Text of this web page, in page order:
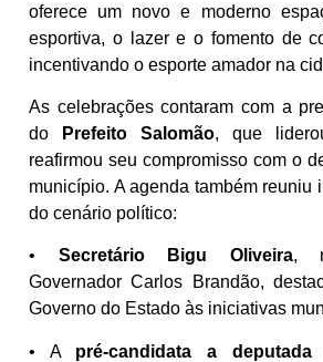
oferece um novo e moderno
esportiva, o lazer e o fomento de
incentivando o esporte amador na
As celebrações contaram com a
do
Prefeito Salomão, que
reafirmou seu compromisso com o
município. A agenda também reuniu
do cenário político:
• Secretário Bigu Oliveira,
Governador Carlos Brandão,
Governo do Estado às iniciativas
• A pré-candidata a